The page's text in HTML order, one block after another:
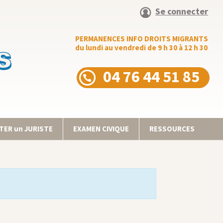
Se connecter
PERMANENCES INFO DROITS MIGRANTS
du lundi au vendredi de 9 h 30 à 12 h 30
04 76 44 51 85
un JURISTE EXAMEN CIVIQUE RESSOURCES